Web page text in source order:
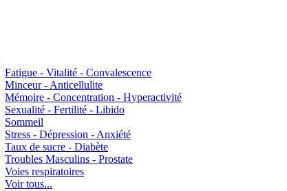
Fatigue - Vitalité - Convalescence
Minceur - Anticellulite
Mémoire - Concentration - Hyperactivité
Sexualité - Fertilité - Libido
Sommeil
Stress - Dépression - Anxiété
Taux de sucre - Diabète
Troubles Masculins - Prostate
Voies respiratoires
Voir tous...